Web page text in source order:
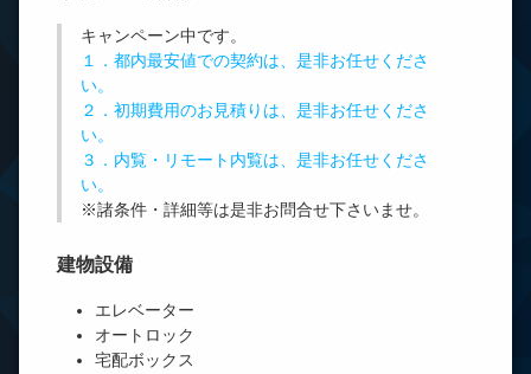
キャンペーン中です。
１．都内最安値での契約は、是非お任せくださ
い。
２．初期費用のお見積りは、是非お任せくださ
い。
３．内覧・リモート内覧は、是非お任せくださ
い。
※諸条件・詳細等は是非お問合せ下さいませ。
建物設備
エレベーター
オートロック
宅配ボックス